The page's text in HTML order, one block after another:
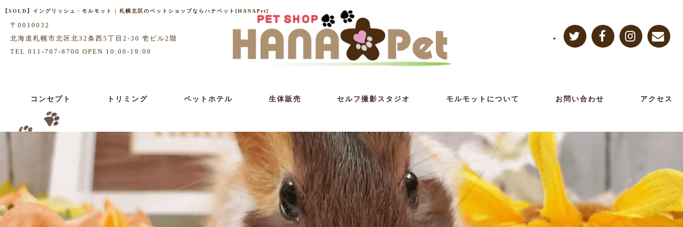
【SOLD】イングリッシュ・モルモット | 札幌北区のペットショップならハナペット[HANAPet]
〒0010032
北海道札幌市北区北32条西5丁目2-30 壱ビル2階
TEL 011-707-8700 OPEN 10:00-19:00
コンセプト トリミング ペットホテル 生体販売 セルフ撮影スタジオ モルモットについて お問い合わせ アクセス